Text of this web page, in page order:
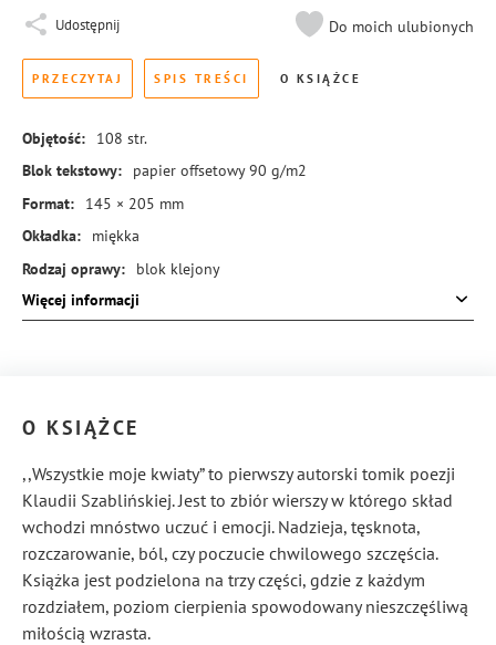
Udostępnij Do moich ulubionych
PRZECZYTAJ SPIS TREŚCI O KSIĄŻCE
Objętość: 108 str.
Blok tekstowy:
papier offsetowy 90 g/m2
Format:
145 × 205 mm
Okładka:
miękka
Rodzaj oprawy:
blok klejony
ISBN:
978-83-8273-992-3
Więcej informacji
O KSIĄŻCE
,,Wszystkie moje kwiaty” to pierwszy autorski tomik poezji
Klaudii Szablińskiej. Jest to zbiór wierszy w którego skład
wchodzi mnóstwo uczuć i emocji. Nadzieja, tęsknota,
rozczarowanie, ból, czy poczucie chwilowego szczęścia.
Książka jest podzielona na trzy części, gdzie z każdym
rozdziałem, poziom cierpienia spowodowany nieszczęśliwą
miłością wzrasta.